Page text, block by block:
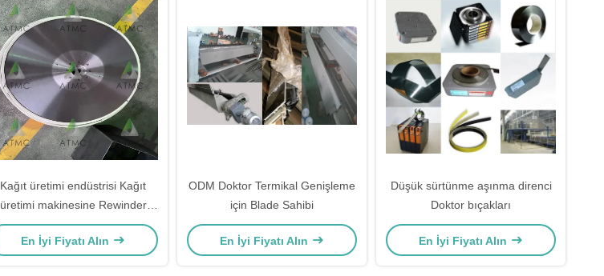
Kağıt üretimi endüstrisi Kağıt
üretimi makinesine Rewinder
Knife
En İyi Fiyatı Alın
ODM Doktor Termikal Genişleme
için Blade Sahibi
En İyi Fiyatı Alın
Düşük sürtünme aşınma direnci
Doktor bıçakları
En İyi Fiyatı Alın